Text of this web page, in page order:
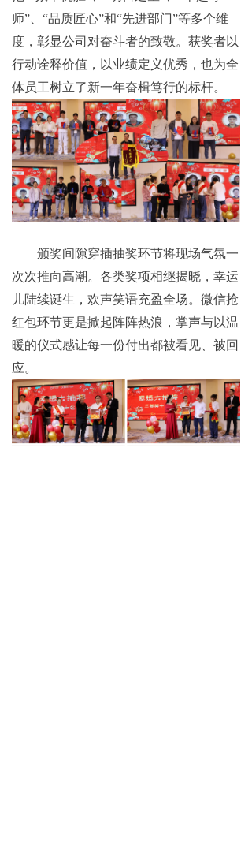
师”、“品质匠心”和“先进部门”等多个维
度，彰显公司对奋斗者的致敬。获奖者以
行动诠释价值，以业绩定义优秀，也为全
体员工树立了新一年奋楫笃行的标杆。
颁奖间隙穿插抽奖环节将现场气氛一
次次推向高潮。 各类奖项相继揭晓 ，幸运
儿陆续诞生， 欢声笑语充盈全场。 微信抢
红包环节更是掀起阵阵热浪 ，掌声与以温
暖的仪式感让每一份付出都被看见、被回
应。